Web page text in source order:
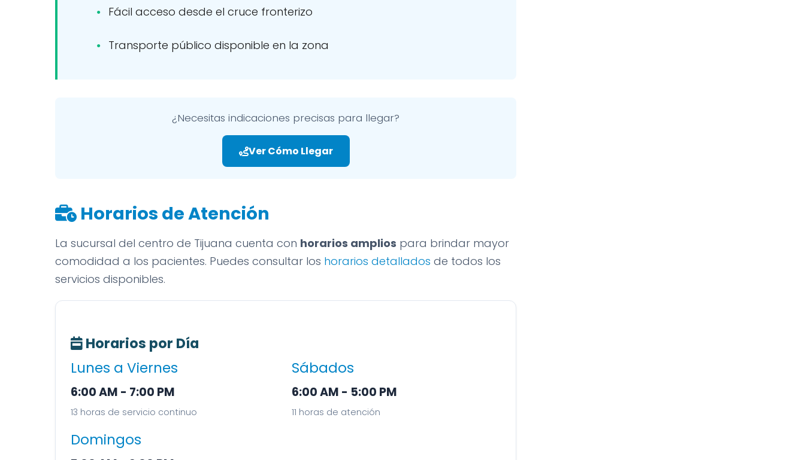
Fácil acceso desde el cruce fronterizo
Transporte público disponible en la zona
¿Necesitas indicaciones precisas para llegar?
Ver Cómo Llegar
Horarios de Atención
La sucursal del centro de Tijuana cuenta con horarios amplios para brindar mayor
comodidad a los pacientes. Puedes consultar los horarios detallados de todos los
servicios disponibles.
Horarios por Día
Lunes a Viernes
6:00 AM - 7:00 PM
13 horas de servicio continuo
Sábados
6:00 AM - 5:00 PM
11 horas de atención
Domingos